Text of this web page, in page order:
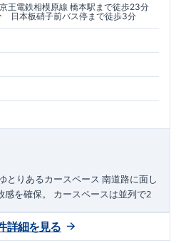
王電鉄相模原線 橋本駅まで徒歩23分
日本板硝子前バス停まで徒歩3分
とりあるカースペース 南道路に面し
を確保。
カースペースは並列で2
客時にも対応できるゆとりのある住
詳細を見る